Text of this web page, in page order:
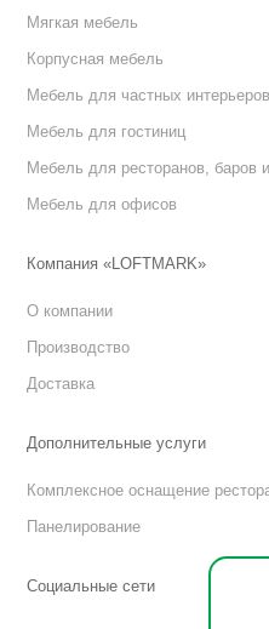
Мягкая мебель
Корпусная мебель
Мебель для частных интерьеров
Мебель для гостиниц
Мебель для ресторанов, баров
Мебель для офисов
Компания «LOFTMARK»
О компании
Производство
Доставка
Дополнительные услуги
Комплексное оснащение
Панелирование
Социальные сети